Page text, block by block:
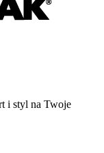
i styl na Twoje